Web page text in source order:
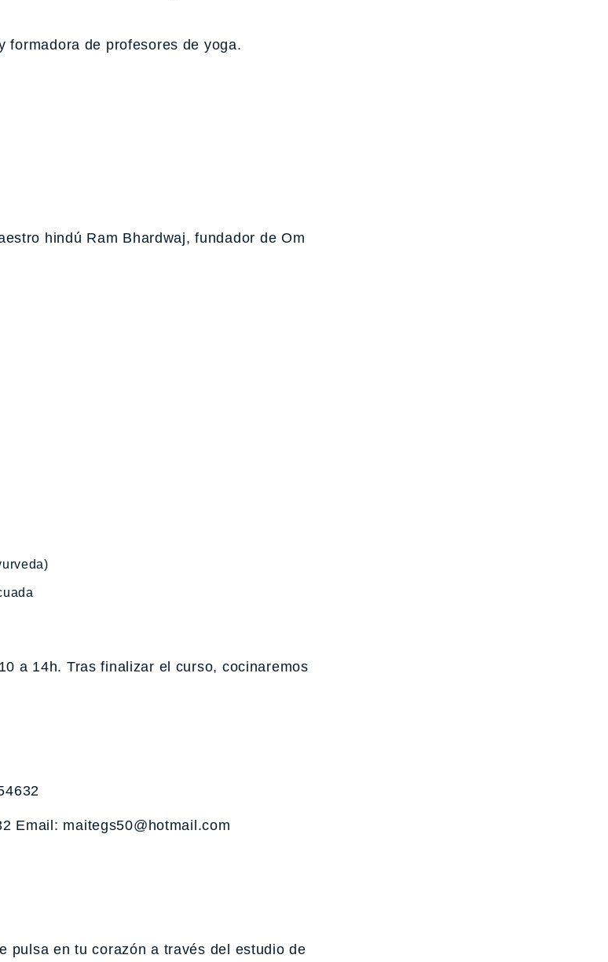
formadora de profesores de yoga.
hindú Ram Bhardwaj, fundador de Om
a 14h. Tras finalizar el curso, cocinaremos
Email: maitegs50@hotmail.com
pulsa en tu corazón a través del estudio de